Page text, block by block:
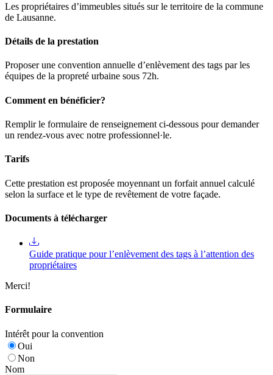
Les propriétaires d’immeubles situés sur le territoire de la commune
de Lausanne.
Détails de la prestation
Proposer une convention annuelle d’enlèvement des tags par les
équipes de la propreté urbaine sous 72h.
Comment en bénéficier?
Remplir le formulaire de renseignement ci-dessous pour demander
un rendez-vous avec notre professionnel·le.
Tarifs
Cette prestation est proposée moyennant un forfait annuel calculé
selon la surface et le type de revêtement de votre façade.
Documents à télécharger
Guide pratique pour l’enlèvement des tags à l’attention des
propriétaires
Merci!
Formulaire
Intérêt pour la convention
Oui
Non
Nom